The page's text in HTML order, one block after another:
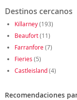
Destinos cercanos
Killarney(193)
Beaufort(11)
Farranfore(7)
Fieries (5)
Castleisland(4)
Recomendaciones